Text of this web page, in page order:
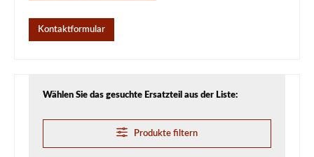
Kontaktformular
Wählen Sie das gesuchte Ersatzteil aus der Liste:
Produkte filtern